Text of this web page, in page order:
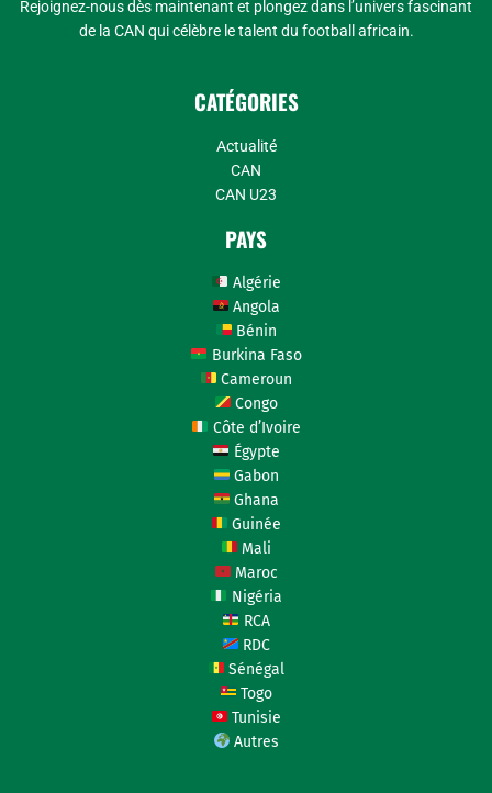
Rejoignez-nous dès maintenant et plongez dans l’univers fascinant
de la CAN qui célèbre le talent du football africain.
CATÉGORIES
Actualité
CAN
CAN U23
PAYS
Algérie
Angola
Bénin
Burkina Faso
Cameroun
Congo
Côte d’Ivoire
Égypte
Gabon
Ghana
Guinée
Mali
Maroc
Nigéria
RCA
RDC
Sénégal
Togo
Tunisie
Autres